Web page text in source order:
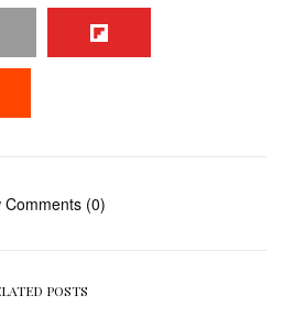
Comments (0)
POSTS